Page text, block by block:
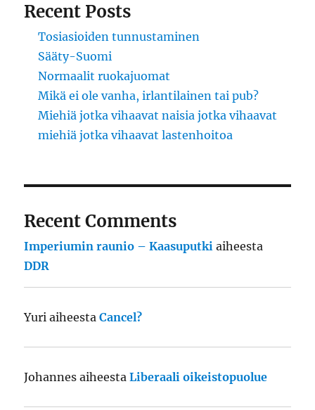
Recent Posts
Tosiasioiden tunnustaminen
Sääty-Suomi
Normaalit ruokajuomat
Mikä ei ole vanha, irlantilainen tai pub?
Miehiä jotka vihaavat naisia jotka vihaavat
miehiä jotka vihaavat lastenhoitoa
Recent Comments
Imperiumin raunio – Kaasuputki aiheesta
DDR
Yuri aiheestaCancel?
Johannes aiheestaLiberaali oikeistopuolue